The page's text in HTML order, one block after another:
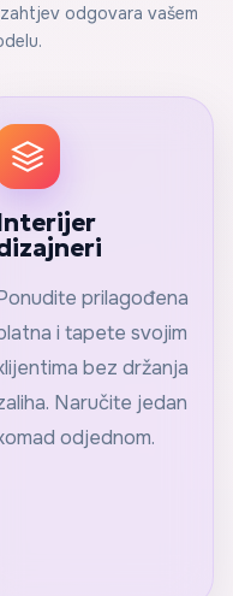
odgovara vašem
prilagođena
i tapete svojim
bez držanja
Naručite jedan
odjednom.